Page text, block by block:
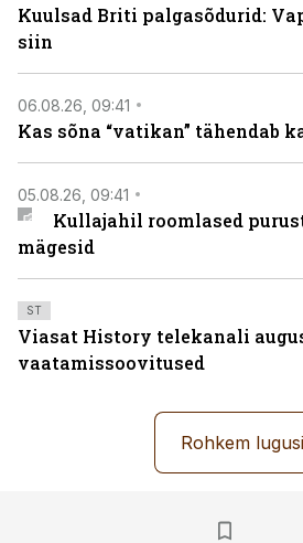
Kuulsad Briti palgasõdurid:
siin
06.08.26, 09:41
Kas sõna “vatikan” tähendab
05.08.26, 09:41
Kullajahil roomlased
mägesid
ST
Viasat History telekanali
vaatamissoovitused
Rohkem